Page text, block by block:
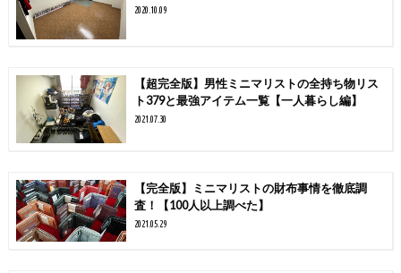
2020.10.09
【超完全版】男性ミニマリストの全持ち物リス
ト379と最強アイテム一覧【一人暮らし編】
2021.07.30
【完全版】ミニマリストの財布事情を徹底調
査！【100人以上調べた】
2021.05.29